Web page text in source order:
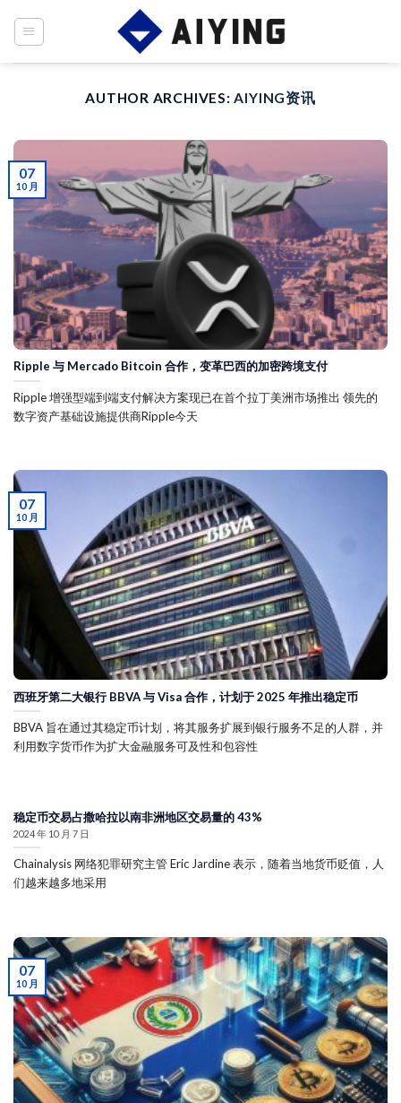
AUTHOR ARCHIVES:AIYING资讯
Ripple 与 Mercado Bitcoin 合作，变革巴西的加密跨境支付
Ripple 增强型端到端支付解决方案现已在首个拉丁美洲市场推出 领先的
数字资产基础设施提供商Ripple今天
07
10 月
西班牙第二大银行 BBVA 与 Visa 合作，计划于 2025 年推出稳定币
BBVA 旨在通过其稳定币计划，将其服务扩展到银行服务不足的人群，并
利用数字货币作为扩大金融服务可及性和包容性
07
10 月
稳定币交易占撒哈拉以南非洲地区交易量的 43%
2024 年 10 月 7 日
Chainalysis 网络犯罪研究主管 Eric Jardine 表示，随着当地货币贬值，人
们越来越多地采用
07
10 月